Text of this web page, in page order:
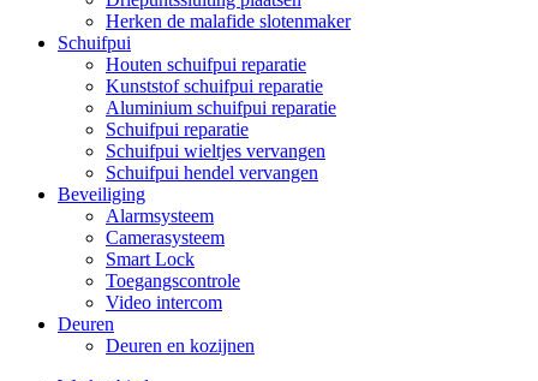
Herken de malafide slotenmaker
Schuifpui
Houten schuifpui reparatie
Kunststof schuifpui reparatie
Aluminium schuifpui reparatie
Schuifpui reparatie
Schuifpui wieltjes vervangen
Schuifpui hendel vervangen
Beveiliging
Alarmsysteem
Camerasysteem
Smart Lock
Toegangscontrole
Video intercom
Deuren
Deuren en kozijnen